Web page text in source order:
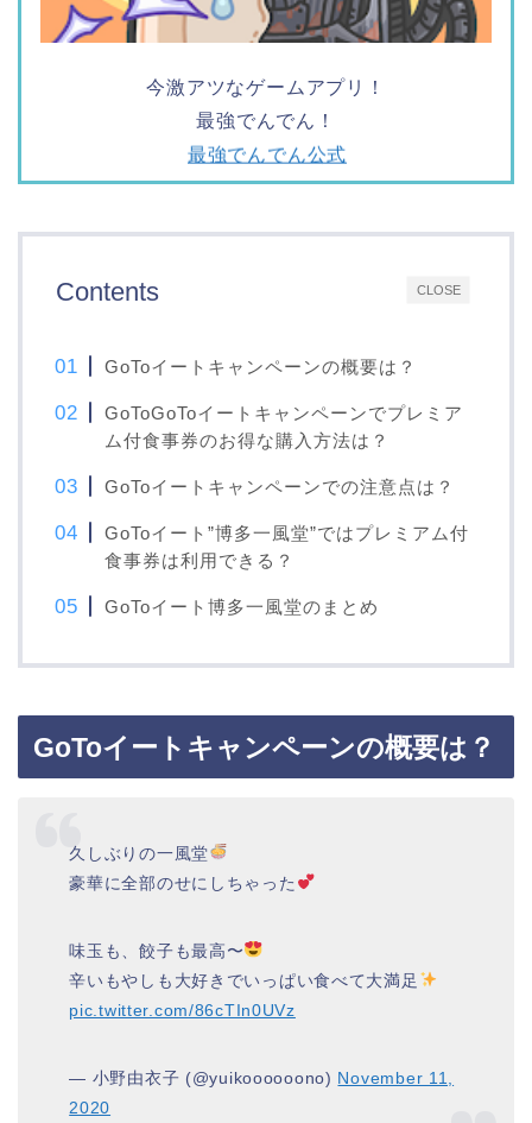
今激アツなゲームアプリ！
最強でんでん！
最強でんでん公式
CLOSE
Contents
GoToイートキャンペーンの概要は？
GoToGoToイートキャンペーンでプレミア
ム付食事券のお得な購入方法は？
GoToイートキャンペーンでの注意点は？
GoToイート”博多一風堂”ではプレミアム付
食事券は利用できる？
GoToイート博多一風堂のまとめ
GoToイートキャンペーンの概要は？
久しぶりの一風堂
豪華に全部のせにしちゃった
味玉も、餃子も最高〜
辛いもやしも大好きでいっぱい食べて大満足
pic.twitter.com/86cTIn0UVz
— 小野由衣子 (@yuikoooooono) November 11,
2020